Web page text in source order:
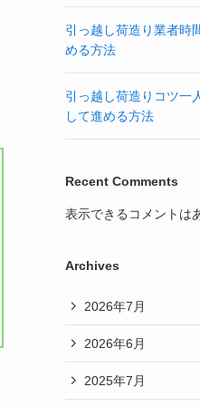
引っ越し荷造り業者時
める方法
引っ越し荷造りコツ一
して進める方法
Recent Comments
表示できるコメントは
Archives
2026年7月
2026年6月
2025年7月